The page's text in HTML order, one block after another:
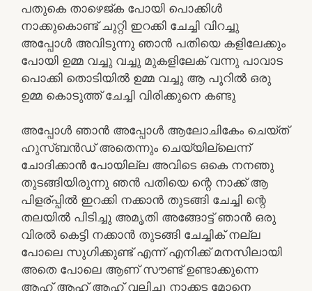
പതുകെ താഴെജ്ക പോയി പൊക്കിൾ
നാക്കുകൊണ്ട് ചുറ്റി ഇറക്കി ചേച്ചി വിറച്ചു
അപ്പോൾ അവിടുന്നു ഞാൻ പതിയെ കളിലേക്കും
പോയി ഉമ്മ വച്ചു വച്ചു മുകളിലേക് വന്നു പാവാട
പൊക്കി തൊടിയിൽ ഉമ്മ വച്ചു ആ പൂറിൽ ഒരു
ഉമ്മ കൊടുത്ത് ചേച്ചി വിരിക്കുനെ കണ്ടു
അപ്പോൾ ഞാൻ അപ്പോൾ ആലോചികേം ചെയ്ത്
ഹുസ്ബൻഡ് അതെന്നും ചെയ്യില്ലെന്ന്
ചോദിക്കാൻ പോയില്ല അവിടെ ഒകെ നനഞു
തുടങ്ങിയിരുന്നു ഞൻ പതിയെ ന്റെ നാക്ക് ആ
പിളര്പ്പിൽ ഇറക്കി നക്കാൻ തുടങ്ങി ചേച്ചി ന്റെ
തലയിൽ പിടിച്ചു അമൃതി അങ്ങോട്ട് ഞാൻ ഒരു
വിരൽ കെട്ടി നക്കാൻ തുടങ്ങി ചേച്ചിക് നല്ല
പോലെ സുഗിക്കുണ്ട് എന്ന് എനിക്ക് മനസിലായി
അതെ പോലെ ആണ് സൗണ്ട് ഉണ്ടാക്കുന്നെ
ആഹ് ആഹ് ആഹ് വലിച്ചു നാക്കട മോനെ